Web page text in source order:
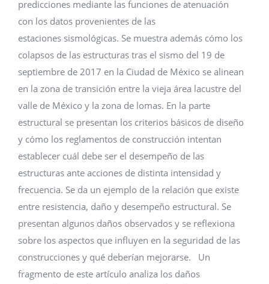
predicciones mediante las funciones de atenuación
con los datos provenientes de las
estaciones sismológicas. Se muestra además cómo los
colapsos de las estructuras tras el sismo del 19 de
septiembre de 2017 en la Ciudad de México se alinean
en la zona de transición entre la vieja área lacustre del
valle de México y la zona de lomas. En la parte
estructural se presentan los criterios básicos de diseño
y cómo los reglamentos de construcción intentan
establecer cuál debe ser el desempeño de las
estructuras ante acciones de distinta intensidad y
frecuencia. Se da un ejemplo de la relación que existe
entre resistencia, daño y desempeño estructural. Se
presentan algunos daños observados y se reflexiona
sobre los aspectos que influyen en la seguridad de las
construcciones y qué deberían mejorarse. Un
fragmento de este artículo analiza los daños